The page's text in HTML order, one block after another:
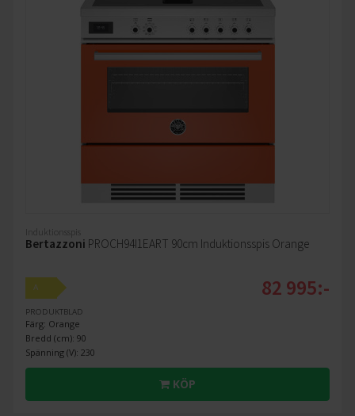
Induktionsspis
Bertazzoni PROCH94I1EART 90cm Induktionsspis Orange
A
PRODUKTBLAD
Färg: Orange
Bredd (cm): 90
Spänning (V): 230
82 995:-
KÖP